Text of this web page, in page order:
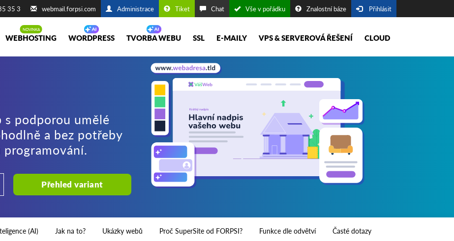
podporou umělé
a bez potřeby
Přehled variant
(AI) Jak na to? Ukázky webů Proč SuperSite od FORPSI? Funkce dle odvětví Časté dotazy
35 3 webmail.forpsi.com Administrace Tiket Chat Vše v pořádku Znalostní báze Přihlásit
WEBHOSTING WORDPRESS TVORBA WEBU SSL E-MAILY VPS & SERVEROVÁ ŘEŠENÍ CLOUD